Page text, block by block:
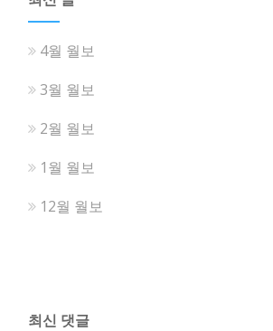
4월 월보
3월 월보
2월 월보
1월 월보
12월 월보
최신 댓글